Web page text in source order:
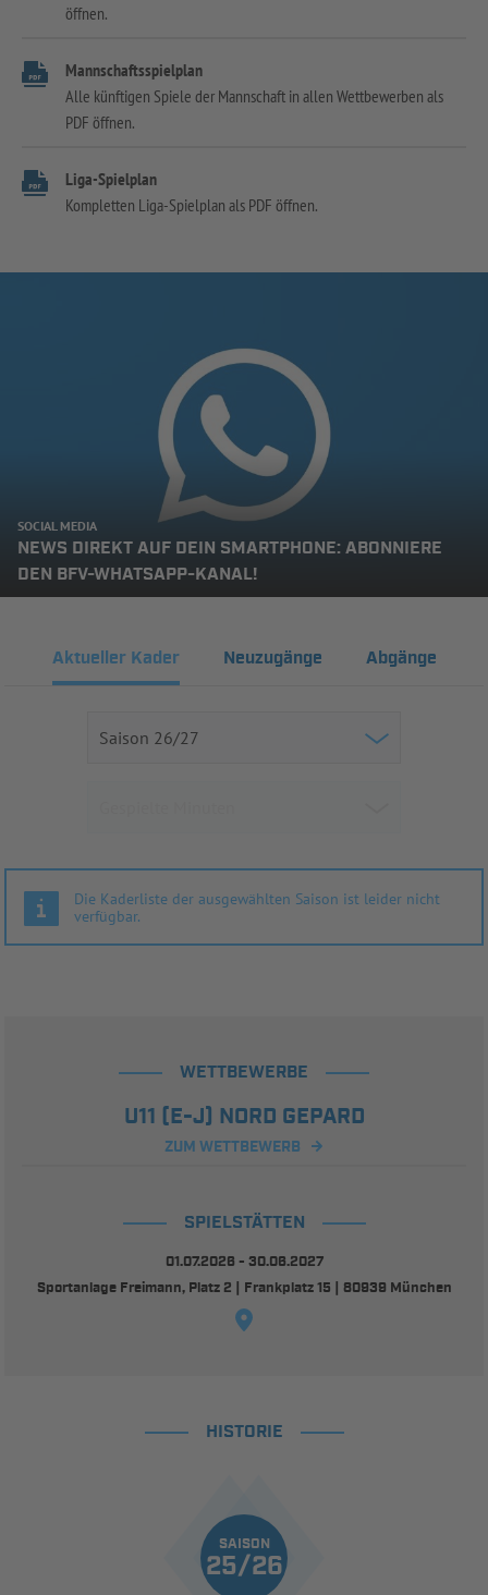
öffnen.
Mannschaftsspielplan
Alle künftigen Spiele der Mannschaft in allen Wettbewerben als
PDF öffnen.
Liga-Spielplan
Kompletten Liga-Spielplan als PDF öffnen.
SOCIAL MEDIA
NEWS DIREKT AUF DEIN SMARTPHONE: ABONNIERE
DEN BFV-WHATSAPP-KANAL!
Aktueller Kader Neuzugänge Abgänge
Die Kaderliste der ausgewählten Saison ist leider nicht
verfügbar.
WETTBEWERBE
U11 (E-J) NORD GEPARD
ZUM WETTBEWERB
SPIELSTÄTTEN
01.07.2026 - 30.06.2027
Sportanlage Freimann, Platz 2 | Frankplatz 15 | 80939 München
HISTORIE
SAISON
25/26